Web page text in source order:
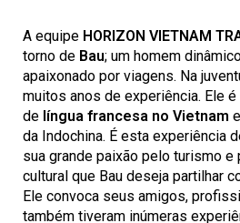
A equipe HORIZON VIETNAM
torno de Bau; um homem
apaixonado por viagens. Na
muitos anos de experiência. Ele
de língua francesa no Vietnam
da Indochina. É esta experiência
sua grande paixão pelo turismo
cultural que Bau deseja partilhar
Ele convoca seus amigos,
também tiveram inúmeras